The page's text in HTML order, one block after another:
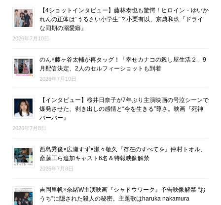
【4ショットインタビュー】藤林泰也も驚愕！ヒロイン・ゆいか
れんの正体は“うるさい小学生”？小栗有以、京典和玖『ドライ
な同期の溺愛癖』
2026年7月10日
のん×藤ヶ谷太輔が再タッグ！「幸せカナコの殺し屋生活２」9
月配信決定、2人のセルフィーショットも到着
2026年7月10日
【インタビュー】桜井日奈子が7年ぶり主演映画の号泣シーンで
爆発させた、剥き出しの感情と“今を生きる”尊さ。映画『死神
バーバー』
2026年7月8日
西島秀俊×広瀬すず×瀬々敬久『存在のすべてを』仲村トオル、
斎藤工ら追加キャスト6名＆特報映像解禁
2026年7月8日
吉岡里帆×奈緒W主演映画『シャドウワーク』予告映像解禁 “お
うち”に隠された殺人の秘密。主題歌はharuka nakamura